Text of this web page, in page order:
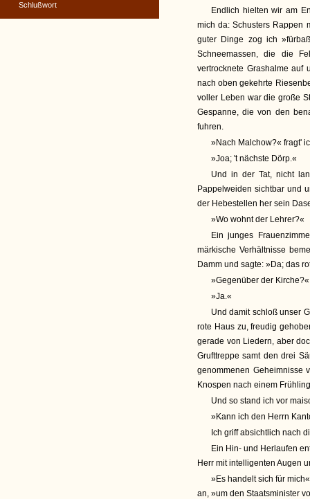
Endlich hielten wir am
mich da: Schusters Rappen
guter Dinge zog ich
Schneemassen, die die
vertrocknete Grashalme auf
nach oben gekehrte
voller Leben war die große
Gespanne, die von den
fuhren.
»Nach Malchow?« fragt'
»Joa; 't nächste Dörp.«
Und in der Tat, nicht
Pappelweiden sichtbar und
der Hebestellen her sein
»Wo wohnt der Lehrer?«
Ein junges
märkische Verhältnisse
Damm und sagte: »Da; das
»Gegenüber der Kirche?«
»Ja.«
Und damit schloß unser
rote Haus zu, freudig
gerade von Liedern, aber
Grufttreppe samt den drei
genommenen Geheimnisse
Knospen nach einem
Und so stand ich vor
»Kann ich den Herrn
Ich griff absichtlich nach
Ein Hin- und Herlaufen
Herr mit intelligenten Augen
»Es handelt sich für
an, »um den Staatsminister
Schlußwort